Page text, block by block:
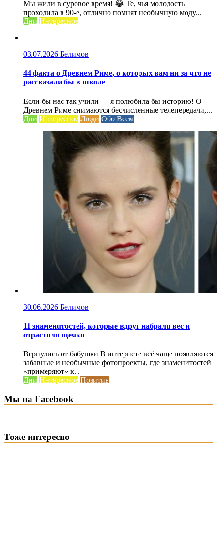
Мы жили в суровое время! 😂 Те, чья молодость
проходила в 90-е, отлично помнят необычную моду...
Дни Интересное
03.07.2026 Белимов
44 факта о Древнем Риме, о которых вам ни за что не
рассказали бы в школе
Если бы нас так учили — я полюбила бы историю! О
Древнем Риме снимаются бесчисленные телепередачи,...
Дни Интересное Люди Обо Всем
30.06.2026 Белимов
11 знаменuтостей, которые вдруг набралu вес и
отрастuлu щечкu
Вернулись от бабушки В интернете всё чаще появляются
забавные и необычные фотопроекты, где знаменитостей
«примеряют» к...
Дни Интересное Позитив
Мы на Facebook
Тоже интересно